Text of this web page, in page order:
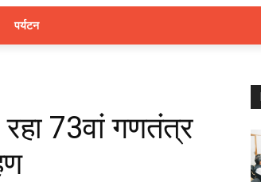
पर्यटन
73वां गणतंत्र